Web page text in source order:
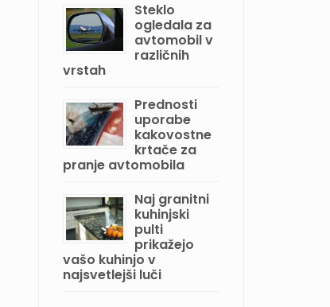
Steklo
ogledala za
avtomobil v
različnih
vrstah
Prednosti
uporabe
kakovostne
krtače za
pranje avtomobila
Naj granitni
kuhinjski
pulti
prikažejo
vašo kuhinjo v
najsvetlejši luči